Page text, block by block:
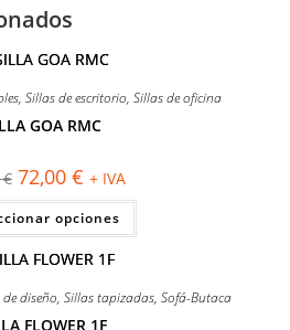
, Sillas de escritorio, Sillas de oficina
GOA RMC
€ El
precio
original
era:
75,00 €.
72,00 € El
precio
actual
es:
72,00 €.
+ IVA
opciones
Este
tiene
opciones
diseño, Sillas tapizadas, Sofá-Butaca
FLOWER 1F